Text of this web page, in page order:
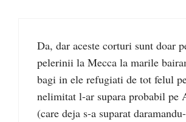
Da, dar aceste corturi sunt doar
pelerinii la Mecca la marile
bagi in ele refugiati de tot felul
nelimitat l-ar supara probabil pe
(care deja s-a suparat